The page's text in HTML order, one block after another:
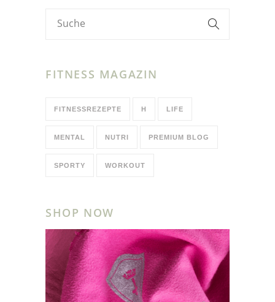
FITNESS MAGAZIN
FITNESSREZEPTE H LIFE
MENTAL NUTRI PREMIUM BLOG
SPORTY WORKOUT
SHOP NOW